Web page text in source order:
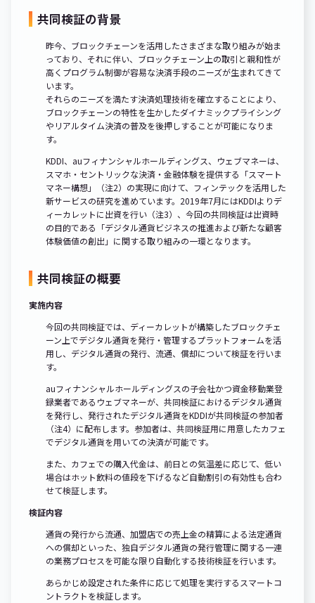
共同検証の背景
昨今、ブロックチェーンを活用したさまざまな取り組みが始ま
っており、それに伴い、ブロックチェーン上の取引と親和性が
高くプログラム制御が容易な決済手段のニーズが生まれてきて
います。
それらのニーズを満たす決済処理技術を確立することにより、
ブロックチェーンの特性を生かしたダイナミックプライシング
やリアルタイム決済の普及を後押しすることが可能になりま
す。
KDDI、auフィナンシャルホールディングス、ウェブマネーは、
スマホ・セントリックな決済・金融体験を提供する「スマート
マネー構想」（注2）の実現に向けて、フィンテックを活用した
新サービスの研究を進めています。2019年7月にはKDDIよりデ
ィーカレットに出資を行い（注3）、今回の共同検証は出資時
の目的である「デジタル通貨ビジネスの推進および新たな顧客
体験価値の創出」に関する取り組みの一環となります。
共同検証の概要
実施内容
今回の共同検証では、ディーカレットが構築したブロックチェ
ーン上でデジタル通貨を発行・管理するプラットフォームを活
用し、デジタル通貨の発行、流通、償却について検証を行いま
す。
auフィナンシャルホールディングスの子会社かつ資金移動業登
録業者であるウェブマネーが、共同検証におけるデジタル通貨
を発行し、発行されたデジタル通貨をKDDIが共同検証の参加者
（注4）に配布します。参加者は、共同検証用に用意したカフェ
でデジタル通貨を用いての決済が可能です。
また、カフェでの購入代金は、前日との気温差に応じて、低い
場合はホット飲料の値段を下げるなど自動割引の有効性も合わ
せて検証します。
検証内容
通貨の発行から流通、加盟店での売上金の精算による法定通貨
への償却といった、独自デジタル通貨の発行管理に関する一連
の業務プロセスを可能な限り自動化する技術検証を行います。
あらかじめ設定された条件に応じて処理を実行するスマートコ
ントラクトを検証します。